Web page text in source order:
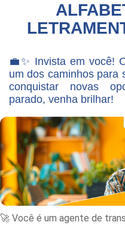
💼✨ Invista em você!
um dos caminhos para
conquistar novas
parado, venha brilhar!
🚀 Você é um agente de